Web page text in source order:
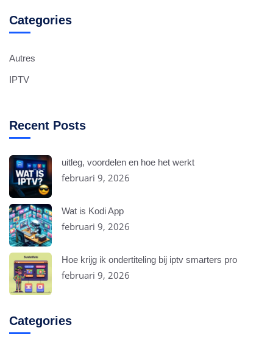
Categories
Autres
IPTV
Recent Posts
uitleg, voordelen en hoe het werkt
februari 9, 2026
Wat is Kodi App
februari 9, 2026
Hoe krijg ik ondertiteling bij iptv smarters pro
februari 9, 2026
Categories